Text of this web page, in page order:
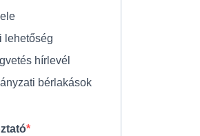
lehetőség
hírlevél
bérlakások